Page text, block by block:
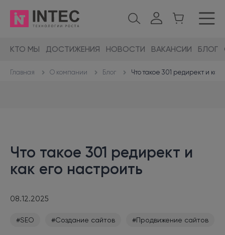
КТО МЫ ДОСТИЖЕНИЯ НОВОСТИ ВАКАНСИИ БЛОГ
Главная О компании Блог Что такое 301 редирект и как
Что такое 301 редирект и
как его настроить
08.12.2025
#SEO #Создание сайтов #Продвижение сайтов